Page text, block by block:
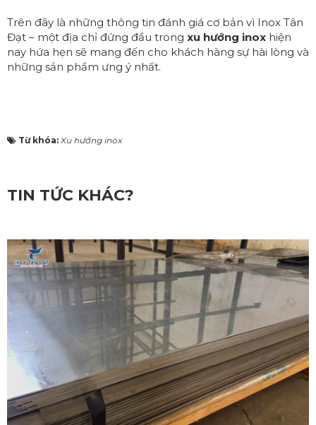
Trên đây là những thông tin đánh giá cơ bản vì Inox Tân
Đạt – một địa chỉ đứng đầu trong xu hướng inox hiện
nay hứa hẹn sẽ mang đến cho khách hàng sự hài lòng và
những sản phẩm ưng ý nhất.
Từ khóa: Xu hướng inox
TIN TỨC KHÁC?